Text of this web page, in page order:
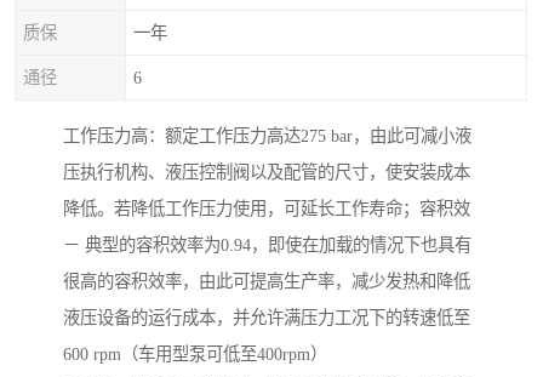
质保 一年
通径 6
工作压力高：额定工作压力高达275 bar，由此可减小液
压执行机构、液压控制阀以及配管的尺寸，使安装成本
降低。若降低工作压力使用，可延长工作寿命；容积效
－ 典型的容积效率为0.94，即使在加载的情况下也具有
很高的容积效率，由此可提高生产率，减少发热和降低
液压设备的运行成本，并允许满压力工况下的转速低至
600 rpm（车用型泵可低至400rpm）